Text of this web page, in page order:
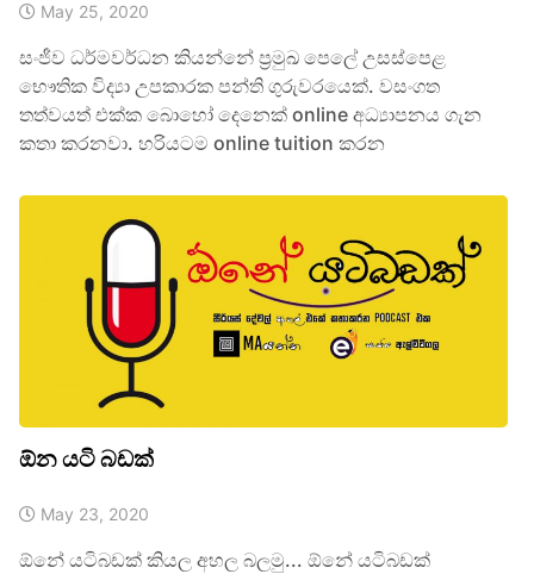
May 25, 2020
සංජීව ධර්මවර්ධන කියන්නේ ප්‍රමුඛ පෙලේ උසස්පෙළ
භෞතික විද්‍යා උපකාරක පන්ති ගුරුවරයෙක්. වසංගත
තත්වයත් එක්ක බොහෝ දෙනෙක් online අධ්‍යාපනය ගැන
කතා කරනවා. හරියටම online tuition කරන
ඕන යටි බඩක්
May 23, 2020
ඕනේ යටිබඩක් කියල අහල බලමු... ඕනේ යටිබඩක්